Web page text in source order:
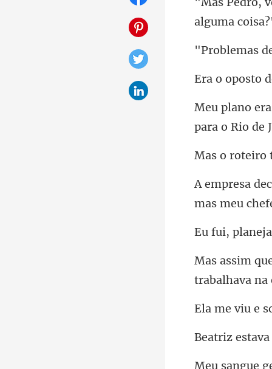
para o Rio de
mas meu
trabalhava n